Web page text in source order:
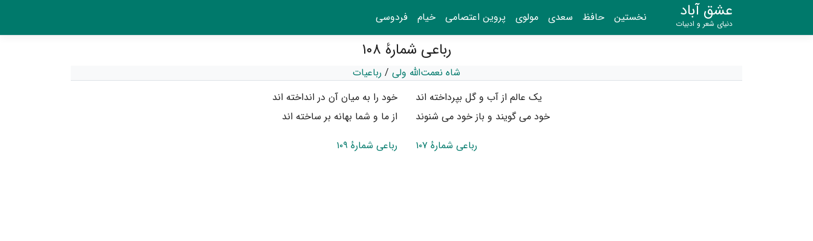
عشق آباد
دنیای شعر و ادبیات نخستین حافظ سعدی مولوی پروین اعتصامی خیام فردوسی
رباعی شمارهٔ ۱۰۸
شاه نعمت‌الله ولی / رباعیات
یک عالم از آب و گل بپرداخته اند
خود را به میان آن در انداخته اند
خود می گویند و باز خود می شنوند
از ما و شما بهانه بر ساخته اند
رباعی شمارهٔ ۱۰۷
رباعی شمارهٔ ۱۰۹